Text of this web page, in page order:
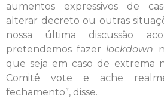
aumentos expressivos de
alterar decreto ou outras
nossa última discussão
pretendemos fazer lockdown
que seja em caso de extrema
Comitê vote e ache
fechamento”, disse.